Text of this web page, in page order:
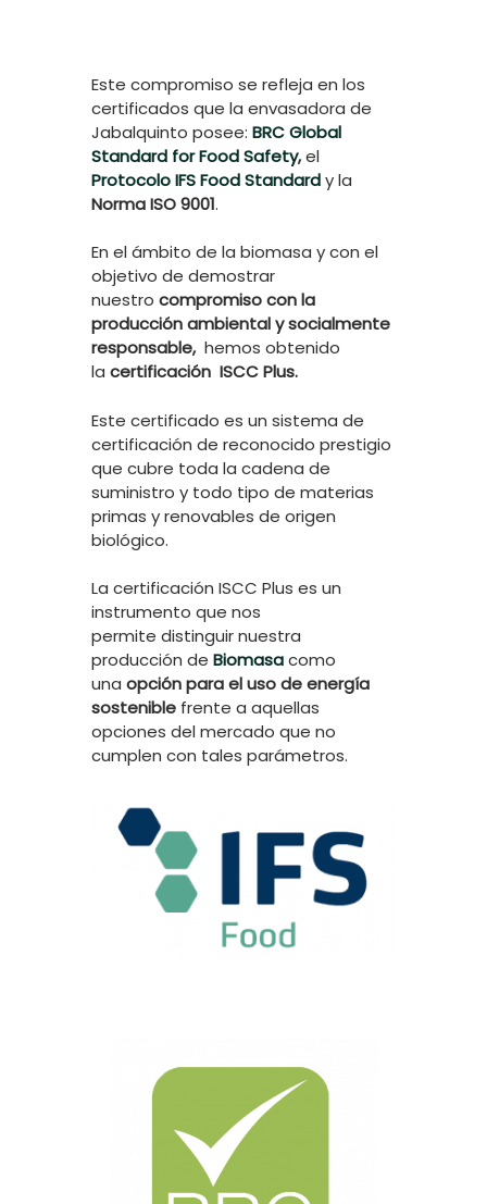
Este compromiso se refleja en los
certificados que la envasadora de
Jabalquinto posee: BRC Global
Standard for Food Safety,el
Protocolo IFS Food Standardy la
NormaISO 9001.
En el ámbito de la biomasa y con el
objetivo de demostrar
nuestro compromiso con la
producción ambiental y socialmente
responsable,hemos obtenido
la certificación ISCC Plus.
Este certificado es un sistema de
certificación de reconocido prestigio
que cubre toda la cadena de
suministro y todo tipo de materias
primas y renovables de origen
biológico.
La certificación ISCC Plus es un
instrumento que nos
permite distinguir nuestra
producción de Biomasacomo
una opción para el uso de energía
sostenible frente a aquellas
opciones del mercado que no
cumplen con tales parámetros.